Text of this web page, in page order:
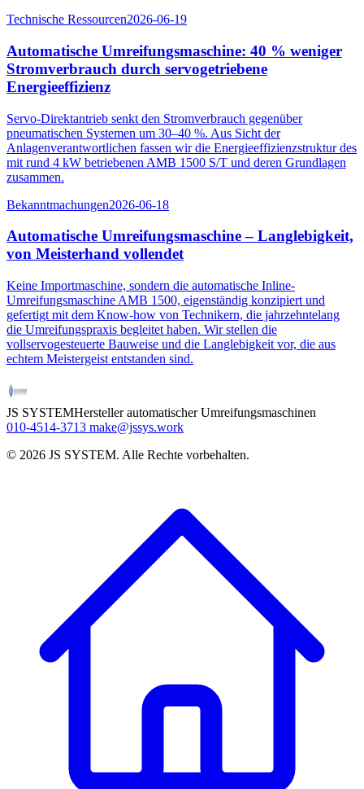
Technische Ressourcen2026-06-19
Automatische Umreifungsmaschine: 40 % weniger
Stromverbrauch durch servogetriebene
Energieeffizienz
Servo-Direktantrieb senkt den Stromverbrauch gegenüber
pneumatischen Systemen um 30–40 %. Aus Sicht der
Anlagenverantwortlichen fassen wir die Energieeffizienzstruktur des
mit rund 4 kW betriebenen AMB 1500 S/T und deren Grundlagen
zusammen.
Bekanntmachungen2026-06-18
Automatische Umreifungsmaschine – Langlebigkeit,
von Meisterhand vollendet
Keine Importmaschine, sondern die automatische Inline-
Umreifungsmaschine AMB 1500, eigenständig konzipiert und
gefertigt mit dem Know-how von Technikern, die jahrzehntelang
die Umreifungspraxis begleitet haben. Wir stellen die
vollservogesteuerte Bauweise und die Langlebigkeit vor, die aus
echtem Meistergeist entstanden sind.
JS SYSTEMHersteller automatischer Umreifungsmaschinen
010-4514-3713 make@jssys.work
© 2026 JS SYSTEM. Alle Rechte vorbehalten.